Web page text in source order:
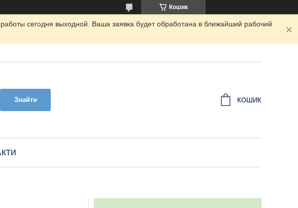
Кошик
сегодня выходной. Ваша заявка будет обработана в ближайший рабочий
Знайти КОШИК